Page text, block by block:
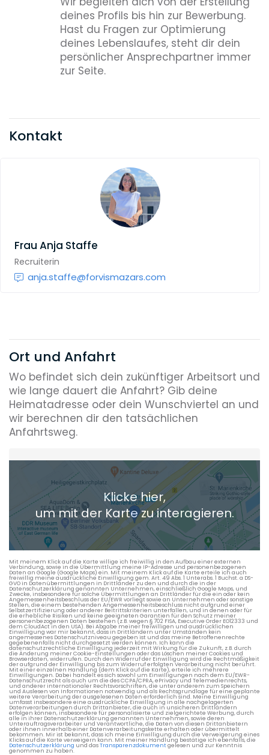
deines Profils bis hin zur Bewerbung.
Hast du Fragen zur Optimierung
deines Lebenslaufes, steht dir dein
persönlicher Ansprechpartner immer
zur Seite.
Kontakt
Frau Anja Staffe
Recruiterin
anja.staffe@forvismazars.com
Ort und Anfahrt
Wo befindet sich dein zukünftiger Arbeitsort und
wie lange dauert die Anfahrt? Gib deine
Heimatadresse oder dein Wunschviertel an und
wir berechnen dir den tatsächlichen
Anfahrtsweg.
Heimatadresse oder Wunschort
+ Aktuellen Standort hinzufügen
Die berechneten Anreisezeiten basieren auf den
Verkehrsdaten eines typischen Dienstag morgens um 8:30.
Klicke hier,
um mit der Karte zu interagieren.
Mit meinem Klick auf die Karte willige ich freiwillig in den Aufbau einer externen
Verbindung, sowie in die Übermittlung meine IP-Adresse und personenbezogenen
Daten an Google (Google Maps) ein. Mit meinem Klick auf die Karte erteile ich auch
freiwillig meine ausdrückliche Einwilligung gem. Art. 49 Abs. 1 Unterabs. 1 Buchst. a DS-
GVO in Datenübermittlungen in Drittländer zu den und durch die in der
Datenschutzerklärung genannten Unternehmen, einschließlich Google Maps, und
Zwecke, insbesondere für solche Übermittlungen an Drittländer für die ein oder kein
Angemessenheitsbeschluss der EU/EWR vorliegt sowie an Unternehmen oder sonstige
Stellen, die einem bestehenden Angemessenheitsbeschluss nicht aufgrund einer
Selbstzertifizierung oder anderer Beitrittskriterien unterfallen, und in denen oder für
die erhebliche Risiken und keine geeigneten Garantien für den Schutz meiner
personenbezogenen Daten bestehen (z.B. wegen § 702 FISA, Executive Order EO12333 und
dem CloudAct in den USA). Bei Abgabe meiner freiwilligen und ausdrücklichen
Einwilligung war mir bekannt, dass in Drittländern unter Umständen kein
angemessenes Datenschutzniveau gegeben ist und das meine Betroffenenrechte
gegebenenfalls nicht durchgesetzt werden können. Ich kann die
datenschutzrechtliche Einwilligung jederzeit mit Wirkung für die Zukunft, z.B. durch
die Änderung meiner Cookie-Einstellungen oder das Löschen meiner Cookies und
Browserdaten, widerrufen. Durch den Widerruf der Einwilligung wird die Rechtmäßigkeit
der aufgrund der Einwilligung bis zum Widerruf erfolgten Verarbeitung nicht berührt.
Mit einer einzelnen Handlung (dem Klick auf die Karte), erteile ich mehrere
Einwilligungen. Dabei handelt es sich sowohl um Einwilligungen nach dem EU/EWR-
Datenschutzrecht als auch um die des CCPA/CPRA, ePrivacy und Telemedienrechts,
und anderer internationaler Rechtsvorschriften, die unter anderem zum Speichern
und Auslesen von Informationen notwendig und als Rechtsgrundlage für eine geplante
weitere Verarbeitung der ausgelesenen Daten erforderlich sind. Meine Einwilligung
umfasst insbesondere eine ausdrückliche Einwilligung in alle nachgelagerten
Datenverarbeitungen durch Drittanbieter, die auch in unsicheren Drittländern
erfolgen können, insbesondere für personalisierte und zielgerichtete Werbung, durch
alle in ihrer Datenschutzerklärung genannten Unternehmen, sowie deren
Unterauftragsverarbeiter und Verantwortliche, die Daten von diesen Drittanbietern
oder ihnen innerhalb einer Datenverarbeitungskette erhalten oder übermittelt
bekommen. Mir ist bekannt, dass ich meine Einwilligung durch die Verweigerung eines
Klicks auf die Karte verweigern kann. Mit meiner Handlung bestätige ich ebenfalls, die
Datenschutzerklärung und dasTransparenzdokumentgelesen und zur Kenntnis
genommen zu haben.